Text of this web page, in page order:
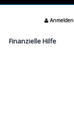
Anmelden
Finanzielle Hilfe